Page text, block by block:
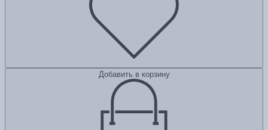
Добавить в корзину